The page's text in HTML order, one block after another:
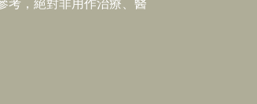
考，絕對非用作治療、醫